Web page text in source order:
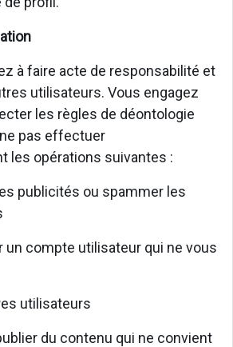
à faire acte de responsabilité et
utilisateurs. Vous engagez
les règles de déontologie
pas effectuer
les opérations suivantes :
publicités ou spammer les
un compte utilisateur qui ne vous
utilisateurs
du contenu qui ne convient